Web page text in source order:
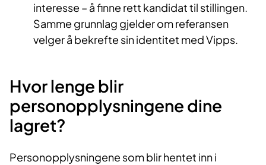
interesse – å finne rett kandidat til stillingen.
Samme grunnlag gjelder om referansen
velger å bekrefte sin identitet med Vipps.
Hvor lenge blir
personopplysningene dine
lagret?
Personopplysningene som blir hentet inn i